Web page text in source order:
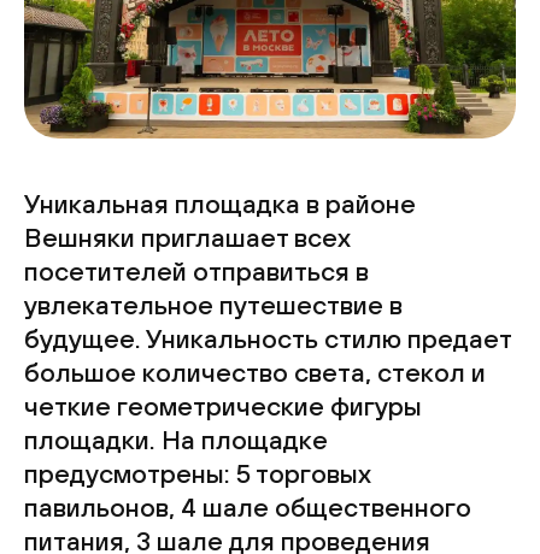
Уникальная площадка в районе
Вешняки приглашает всех
посетителей отправиться в
увлекательное путешествие в
будущее. Уникальность стилю предает
большое количество света, стекол и
четкие геометрические фигуры
площадки. На площадке
предусмотрены: 5 торговых
павильонов, 4 шале общественного
питания, 3 шале для проведения